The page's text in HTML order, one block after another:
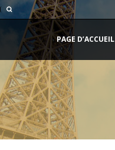
PAGE D’ACCUEIL